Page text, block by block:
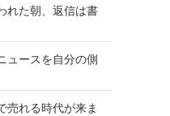
れた朝、返信は書
ュースを自分の側
売れる時代が来ま